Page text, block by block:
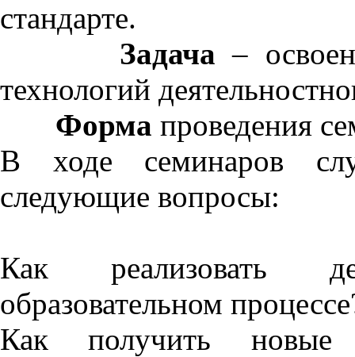
стандарте.
Задача –
технологий
Форма проведения
В ходе семинаров
следующие вопросы:
Как реализовать
образовательном
Как получить новые